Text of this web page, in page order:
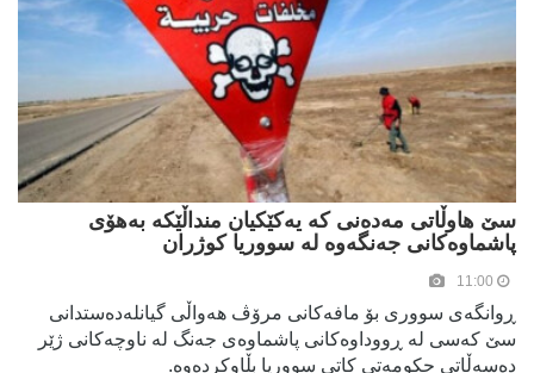
سێ هاوڵاتی مەدەنی کە یەکێکیان منداڵێکە بەهۆی
پاشماوەکانی جەنگەوە لە سووریا کوژران
ڕوانگەی سووری بۆ مافەکانی مرۆڤ هەواڵی گیانلەدەستدانی
سێ کەسی لە ڕووداوەکانی پاشماوەی جەنگ لە ناوچەکانی ژێر
دەسەڵاتی حکومەتی کاتی سووریا بڵاوکردەوە.